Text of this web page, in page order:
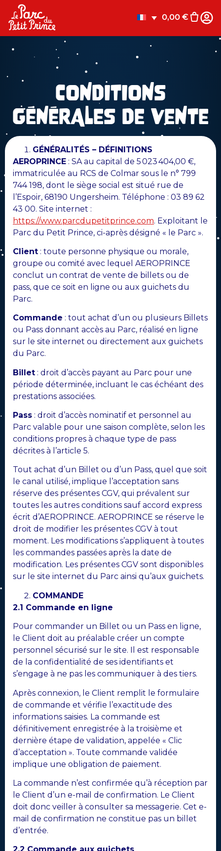
0,00 €
CONDITIONS
GÉNÉRALES DE VENTE
GÉNÉRALITÉS – DÉFINITIONS
AEROPRINCE : SA au capital de 5 023 404,00 €,
immatriculée au RCS de Colmar sous le n° 799
744 198, dont le siège social est situé rue de
l’Espoir, 68190 Ungersheim. Téléphone : 03 89 62
43 00. Site internet :
https://www.parcdupetitprince.com. Exploitant le
Parc du Petit Prince, ci-après désigné « le Parc ».
Client : toute personne physique ou morale,
groupe ou comité avec lequel AEROPRINCE
conclut un contrat de vente de billets ou de
pass, que ce soit en ligne ou aux guichets du
Parc.
Commande : tout achat d’un ou plusieurs Billets
ou Pass donnant accès au Parc, réalisé en ligne
sur le site internet ou directement aux guichets
du Parc.
Billet : droit d’accès payant au Parc pour une
période déterminée, incluant le cas échéant des
prestations associées.
Pass : droit d’accès nominatif et personnel au
Parc valable pour une saison complète, selon les
conditions propres à chaque type de pass
décrites à l’article 5.
Tout achat d’un Billet ou d’un Pass, quel que soit
le canal utilisé, implique l’acceptation sans
réserve des présentes CGV, qui prévalent sur
toutes les autres conditions sauf accord express
écrit d’AEROPRINCE. AEROPRINCE se réserve le
droit de modifier les présentes CGV à tout
moment. Les modifications s’appliquent à toutes
les commandes passées après la date de
modification. Les présentes CGV sont disponibles
sur le site internet du Parc ainsi qu’aux guichets.
COMMANDE
2.1 Commande en ligne
Pour commander un Billet ou un Pass en ligne,
le Client doit au préalable créer un compte
personnel sécurisé sur le site. Il est responsable
de la confidentialité de ses identifiants et
s’engage à ne pas les communiquer à des tiers.
Après connexion, le Client remplit le formulaire
de commande et vérifie l’exactitude des
informations saisies. La commande est
définitivement enregistrée à la troisième et
dernière étape de validation, appelée « Clic
d’acceptation ». Toute commande validée
implique une obligation de paiement.
La commande n’est confirmée qu’à réception par
le Client d’un e-mail de confirmation. Le Client
doit donc veiller à consulter sa messagerie. Cet e-
mail de confirmation ne constitue pas un billet
d’entrée.